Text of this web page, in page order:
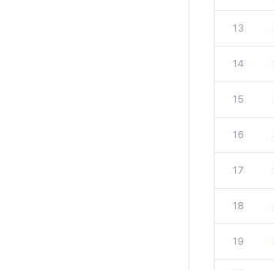
13
14
15
16
17
18
19